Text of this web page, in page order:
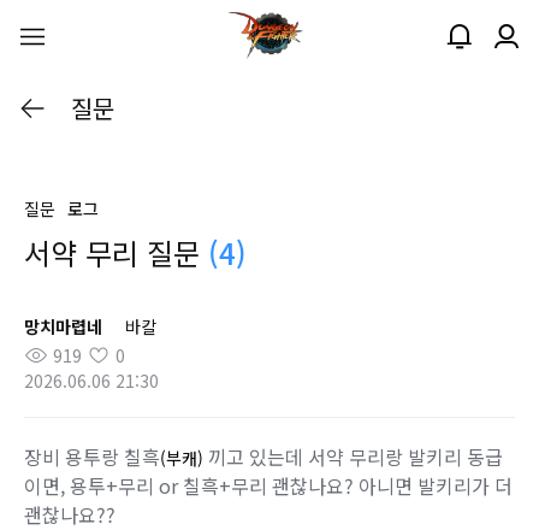
질문
질문 로그
서약 무리 질문 (4)
망치마렵네
바칼
919
0
2026.06.06 21:30
장비 용투랑 칠흑(부캐) 끼고 있는데 서약 무리랑 발키리 동급
이면, 용투+무리 or 칠흑+무리 괜찮나요? 아니면 발키리가 더
괜찮나요??